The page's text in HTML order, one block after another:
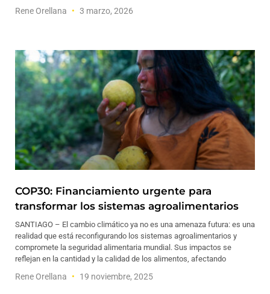
Rene Orellana 3 marzo, 2026
COP30: Financiamiento urgente para
transformar los sistemas agroalimentarios
SANTIAGO – El cambio climático ya no es una amenaza futura: es una
realidad que está reconfigurando los sistemas agroalimentarios y
compromete la seguridad alimentaria mundial. Sus impactos se
reflejan en la cantidad y la calidad de los alimentos, afectando
Rene Orellana 19 noviembre, 2025